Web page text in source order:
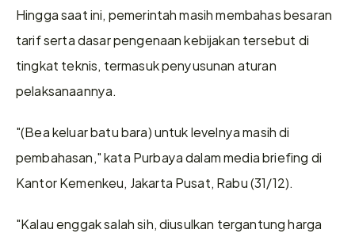
Hingga saat ini, pemerintah masih membahas besaran
tarif serta dasar pengenaan kebijakan tersebut di
tingkat teknis, termasuk penyusunan aturan
pelaksanaannya.
"(Bea keluar batu bara) untuk levelnya masih di
pembahasan," kata Purbaya dalam media briefing di
Kantor Kemenkeu, Jakarta Pusat, Rabu (31/12).
"Kalau enggak salah sih, diusulkan tergantung harga